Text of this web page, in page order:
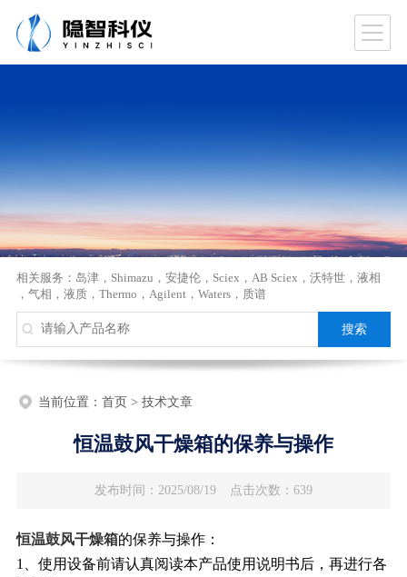
相关服务： 岛津， Shimazu ， 安捷伦， Sciex ， AB Sciex ， 沃特世， 液相
， 气相 ， 液质， Thermo ， Agilent ， Waters， 质谱
当前位置： 首页> 技术文章
恒温鼓风干燥箱的保养与操作
发布时间：2025/08/19 点击次数：639
恒温鼓风干燥箱的保养与操作：
1、 使用设备前请认真阅读本产品使用说明书后，再进行各